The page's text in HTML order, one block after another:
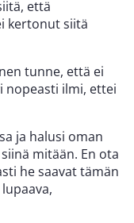
että
kertonut siitä
tunne, että ei
nopeasti ilmi, ettei
ja halusi oman
mitään. En ota
he saavat tämän